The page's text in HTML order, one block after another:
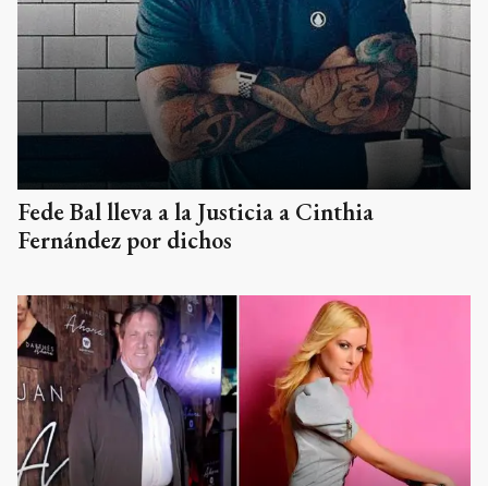
Fede Bal lleva a la Justicia a Cinthia
Fernández por dichos